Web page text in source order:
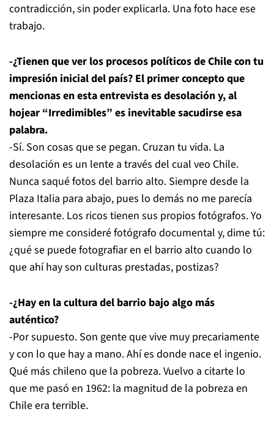
contradicción, sin poder explicarla. Una foto hace ese
trabajo.
-¿Tienen que ver los procesos políticos de Chile con tu
impresión inicial del país? El primer concepto que
mencionas en esta entrevista es desolación y, al
hojear “Irredimibles” es inevitable sacudirse esa
palabra.
-Sí. Son cosas que se pegan. Cruzan tu vida. La
desolación es un lente a través del cual veo Chile.
Nunca saqué fotos del barrio alto. Siempre desde la
Plaza Italia para abajo, pues lo demás no me parecía
interesante. Los ricos tienen sus propios fotógrafos. Yo
siempre me consideré fotógrafo documental y, dime tú:
¿qué se puede fotografiar en el barrio alto cuando lo
que ahí hay son culturas prestadas, postizas?
-¿Hay en la cultura del barrio bajo algo más
auténtico?
-Por supuesto. Son gente que vive muy precariamente
y con lo que hay a mano. Ahí es donde nace el ingenio.
Qué más chileno que la pobreza. Vuelvo a citarte lo
que me pasó en 1962: la magnitud de la pobreza en
Chile era terrible.